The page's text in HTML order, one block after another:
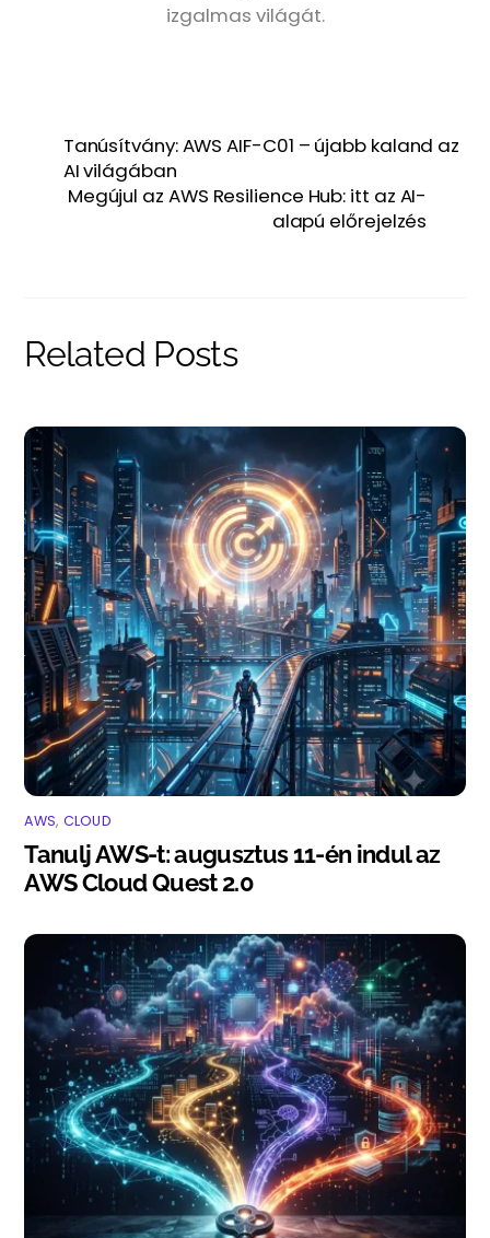
izgalmas világát.
Tanúsítvány: AWS AIF-C01 – újabb kaland az
AI világában
Megújul az AWS Resilience Hub: itt az AI-
alapú előrejelzés
Related Posts
AWS, CLOUD
Tanulj AWS-t: augusztus 11-én indul az
AWS Cloud Quest 2.0